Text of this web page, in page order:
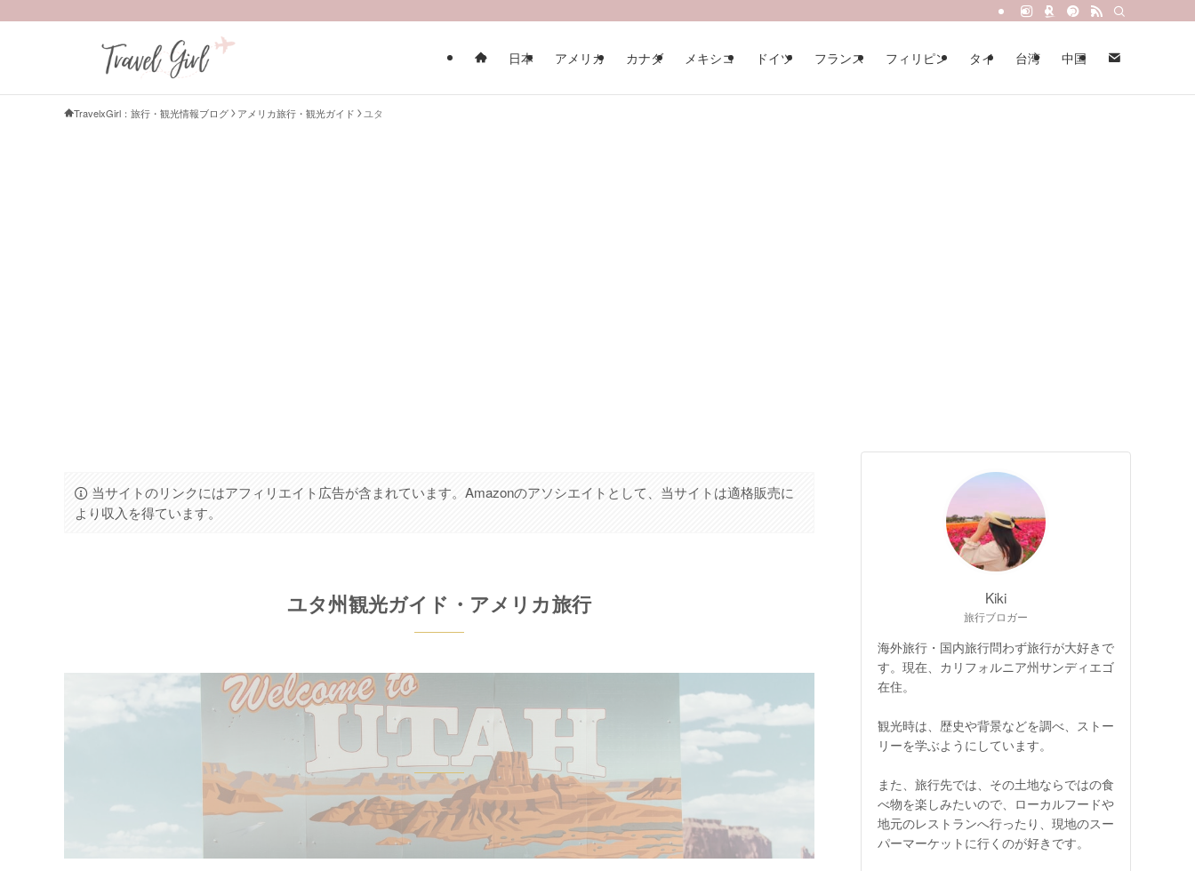
日本 アメリカ カナダ メキシコ ドイツ フランス フィリピン タイ 台湾 中国
TravelxGirl：旅行・観光情報ブログ アメリカ旅行・観光ガイド ユタ
当サイトのリンクにはアフィリエイト広告が含まれています。Amazonのアソシエイトとして、当サイトは適格販売に
より収入を得ています。
ユタ州観光ガイド・アメリカ旅行 Kiki
旅行ブロガー
海外旅行・国内旅行問わず旅行が大好きで
す。現在、カリフォルニア州サンディエゴ
在住。
観光時は、歴史や背景などを調べ、ストー
リーを学ぶようにしています。
また、旅行先では、その土地ならではの食
べ物を楽しみたいので、ローカルフードや
地元のレストランへ行ったり、現地のスー
パーマーケットに行くのが好きです。